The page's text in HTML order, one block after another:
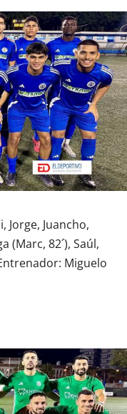
Jorge, Juancho,
(Marc, 82´), Saúl,
Miguelo